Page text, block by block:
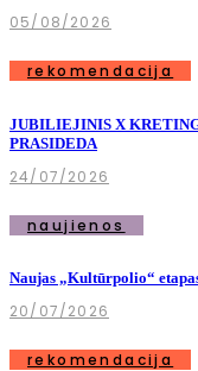
05/08/2026
rekomendacija
JUBILIEJINIS X
PRASIDEDA
24/07/2026
naujienos
Naujas „Kultūrpolio“
20/07/2026
rekomendacija